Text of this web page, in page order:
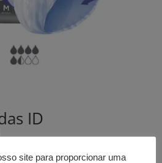
ID
site para proporcionar uma